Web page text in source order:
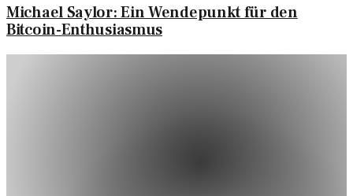
Michael Saylor: Ein Wendepunkt für den
Bitcoin-Enthusiasmus